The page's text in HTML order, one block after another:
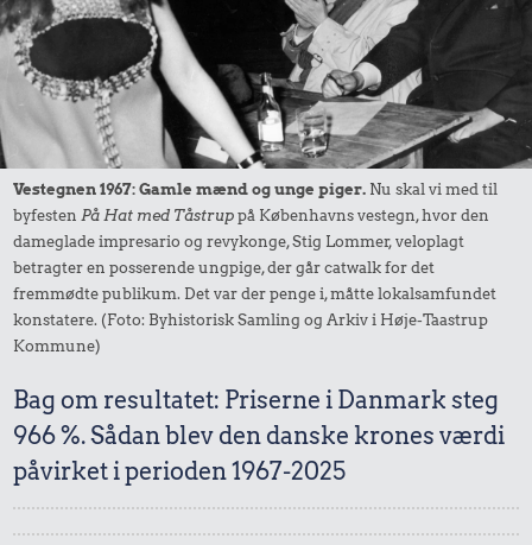
Vestegnen 1967: Gamle mænd og unge piger. Nu skal vi med til
byfesten På Hat med Tåstruppå Københavns vestegn, hvor den
dameglade impresario og revykonge, Stig Lommer, veloplagt
betragter en posserende ungpige, der går catwalk for det
fremmødte publikum. Det var der penge i, måtte lokalsamfundet
konstatere. (Foto: Byhistorisk Samling og Arkiv i Høje-Taastrup
Kommune)
Bag om resultatet: Priserne i Danmark steg
966 %. Sådan blev den danske krones værdi
påvirket i perioden 1967-2025